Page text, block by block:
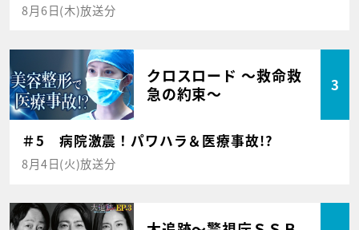
8月6日(木)放送分
クロスロード ～救命救
急の約束～
3
＃5 病院激震！パワハラ＆医療事故!?
8月4日(火)放送分